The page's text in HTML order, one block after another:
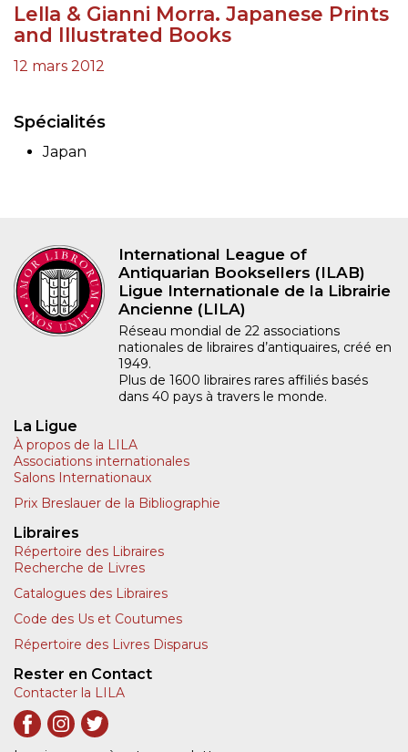
Lella & Gianni Morra. Japanese Prints
and Illustrated Books
12 mars 2012
Spécialités
Japan
International League of
Antiquarian Booksellers (ILAB)
Ligue Internationale de la Librairie
Ancienne (LILA)
Réseau mondial de 22 associations
nationales de libraires d’antiquaires, créé en
1949.
Plus de 1600 libraires rares affiliés basés
dans 40 pays à travers le monde.
La Ligue
À propos de la LILA
Associations internationales
Salons Internationaux
Prix Breslauer de la Bibliographie
Libraires
Répertoire des Libraires
Recherche de Livres
Catalogues des Libraires
Code des Us et Coutumes
Répertoire des Livres Disparus
Rester en Contact
Contacter la LILA